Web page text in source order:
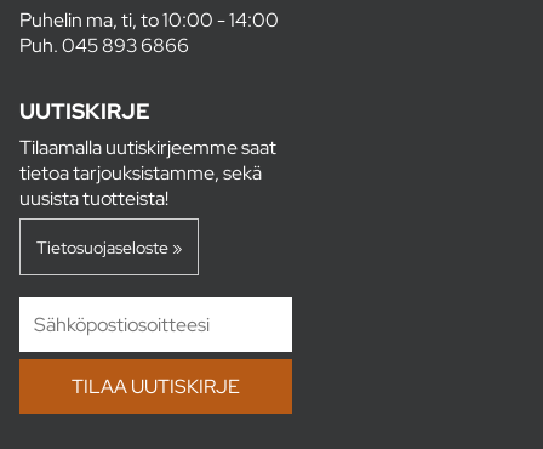
Puhelin ma, ti, to 10:00 - 14:00
Puh.045 893 6866
UUTISKIRJE
Tilaamalla uutiskirjeemme saat
tietoa tarjouksistamme, sekä
uusista tuotteista!
Tietosuojaseloste »